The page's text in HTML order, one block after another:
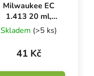
Milwaukee EC
1.413 20 ml,
kalibrační roztok
Skladem (>5 ks)
41 Kč